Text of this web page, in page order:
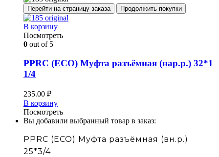
Перейти на страницу заказа Продолжить покупки
В корзину
Посмотреть
0 out of 5
PPRC (ECO) Муфта разъёмная (нар.р.) 32*1
1/4
235.00 ₽
В корзину
Посмотреть
Вы добавили выбранный товар в заказ:
PPRC (ECO) Муфта разъёмная (вн.р.)
25*3/4